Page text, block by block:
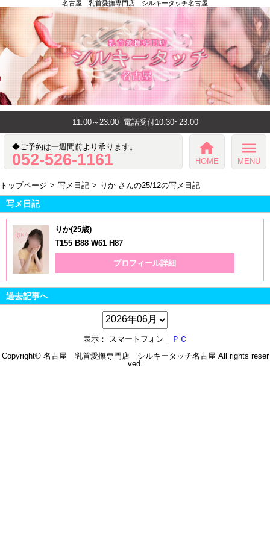
名古屋 乳首愛撫専門店 シルキータッチ名古屋
11:00～23:00 電話受付10:30~23:00
◆ご予約は一週間前より承ります。
052-526-1161
home
HOME
menu
MENU
トップページ 写メ日記 りか さんの25/12の写メ日記
写メ日記
りか(25歳)
T155 B88 W61 H87
プロフィール詳細
過去記事へ
表示： スマートフォン｜ ＰＣ
Copyright© 名古屋 乳首愛撫専門店 シルキータッチ名古屋 All rights reser
ved.